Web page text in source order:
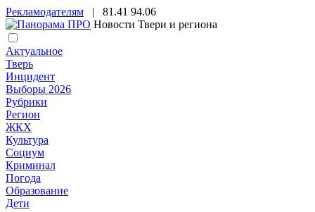
Рекламодателям | 81.41 94.06
Новости Твери и региона
Актуальное
Тверь
Инцидент
Выборы 2026
Рубрики
Регион
ЖКХ
Культура
Социум
Криминал
Погода
Образование
Дети